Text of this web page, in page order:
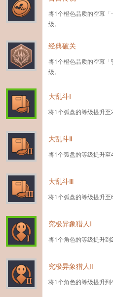
将1个橙色品质的空幕
级。
经典破关
将1个橙色品质的空幕
级。
大乱斗Ⅰ
将1个弧盘的等级提升至
大乱斗Ⅱ
将1个弧盘的等级提升至
大乱斗Ⅲ
将1个弧盘的等级提升至
究极异象猎人Ⅰ
将1个角色的等级提升到
究极异象猎人Ⅱ
将1个角色的等级提升到